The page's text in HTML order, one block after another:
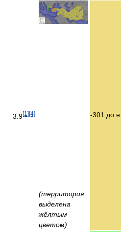
3.9[1][4]
(территория
выделена
жёлтым
цветом)
-301 до